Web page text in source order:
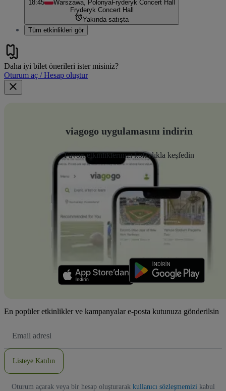
18:45 Warszawa, PolonyaFryderyk Concert Hall
Fryderyk Concert Hall
Yakında satışta
Tüm etkinlikleri gör
Daha iyi bilet önerileri ister misiniz?
Oturum aç / Hesap oluştur
viagogo uygulamasını indirin
Favori etkinliklerinizi kolaylıkla keşfedin
En popüler etkinlikler ve kampanyalar e-posta kutunuza gönderilsin
posta
Listeye Katılın
Oturum açarak veya bir hesap oluşturarak kullanıcı sözleşmemizi kabul